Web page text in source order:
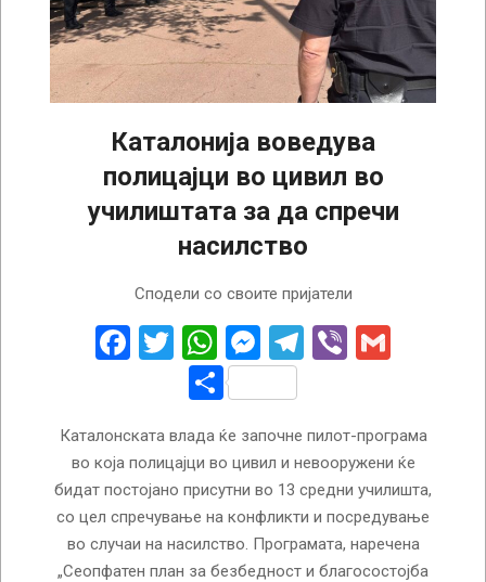
Каталонија воведува
полицајци во цивил во
училиштата за да спречи
насилство
Сподели со своите пријатели
Facebook
Twitter
WhatsApp
Messenger
Telegram
Viber
Share
Каталонската влада ќе започне пилот-програма
во која полицајци во цивил и невооружени ќе
бидат постојано присутни во 13 средни училишта,
со цел спречување на конфликти и посредување
во случаи на насилство. Програмата, наречена
„Сеопфатен план за безбедност и благосостојба